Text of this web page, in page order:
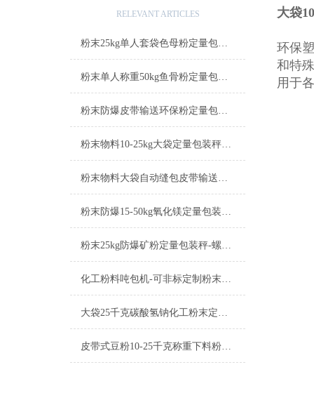
RELEVANT ARTICLES
粉末25kg单人套袋色母粉定量包装秤产品简介
粉末单人称重50kg鱼骨粉定量包装秤产品简介
粉末防爆皮带输送环保粉定量包装秤操作简单
粉末物料10-25kg大袋定量包装秤产品简介
粉末物料大袋自动缝包皮带输送定量包装秤产品简介
粉末防爆15-50kg氧化镁定量包装秤工厂生产
粉末25kg防爆矿粉定量包装秤-螺旋下料包装机厂家
化工粉料吨包机-可非标定制粉末定量包装秤厂家
大袋25千克碳酸氢钠化工粉末定量包装秤厂家
皮带式豆粉10-25千克称重下料粉末定量包装秤厂家
大袋
环保
和特
用于